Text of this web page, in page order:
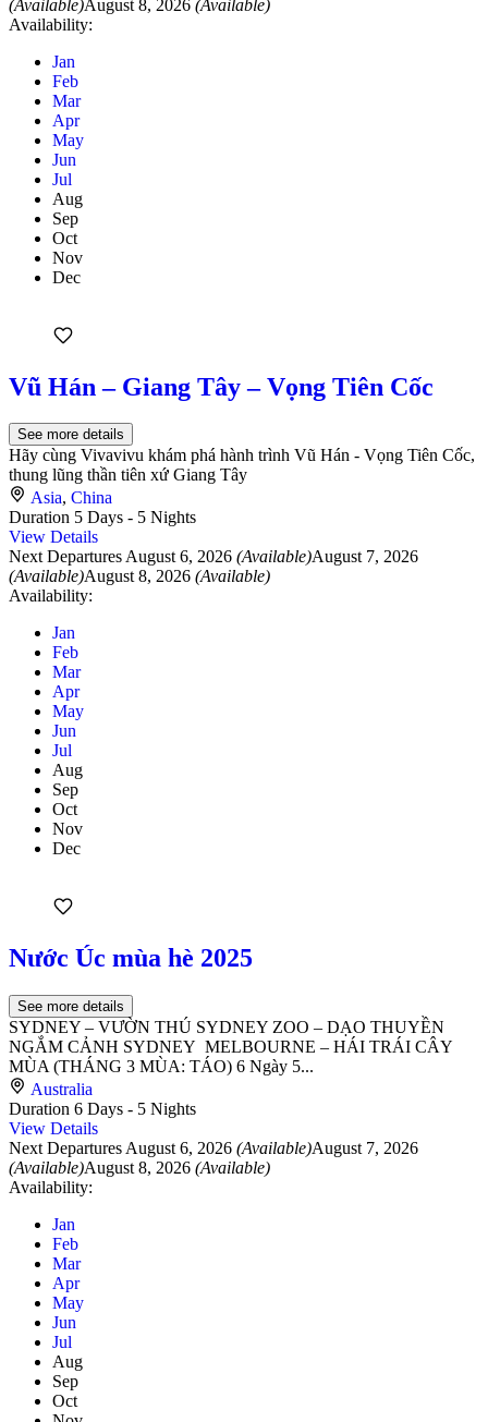
(Available)August 8, 2026 (Available)
Availability:
Jan
Feb
Mar
Apr
May
Jun
Jul
Aug
Sep
Oct
Nov
Dec
Vũ Hán – Giang Tây – Vọng Tiên Cốc
See more details
Hãy cùng Vivavivu khám phá hành trình Vũ Hán - Vọng Tiên Cốc,
thung lũng thần tiên xứ Giang Tây
Asia, China
Duration 5 Days - 5 Nights
View Details
Next DeparturesAugust 6, 2026 (Available)August 7, 2026
(Available)August 8, 2026 (Available)
Availability:
Jan
Feb
Mar
Apr
May
Jun
Jul
Aug
Sep
Oct
Nov
Dec
Nước Úc mùa hè 2025
See more details
SYDNEY – VƯỜN THÚ SYDNEY ZOO – DẠO THUYỀN
NGẮM CẢNH SYDNEY MELBOURNE – HÁI TRÁI CÂY
MÙA (THÁNG 3 MÙA: TÁO) 6 Ngày 5...
Australia
Duration 6 Days - 5 Nights
View Details
Next Departures August 6, 2026 (Available)August 7, 2026
(Available)August 8, 2026 (Available)
Availability:
Jan
Feb
Mar
Apr
May
Jun
Jul
Aug
Sep
Oct